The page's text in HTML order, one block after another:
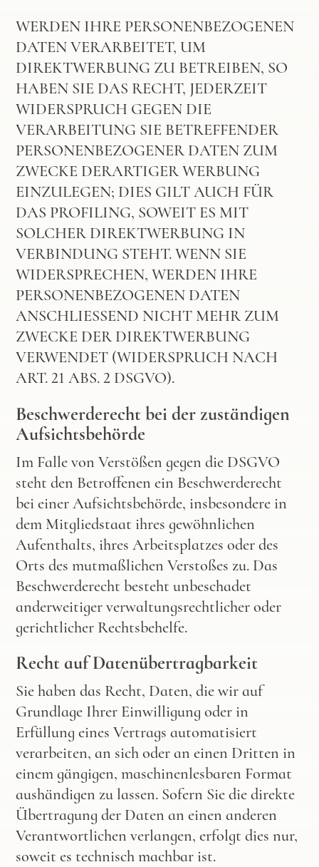
WERDEN IHRE PERSONENBEZOGENEN
DATEN VERARBEITET, UM
DIREKTWERBUNG ZU BETREIBEN, SO
HABEN SIE DAS RECHT, JEDERZEIT
WIDERSPRUCH GEGEN DIE
VERARBEITUNG SIE BETREFFENDER
PERSONENBEZOGENER DATEN ZUM
ZWECKE DERARTIGER WERBUNG
EINZULEGEN; DIES GILT AUCH FÜR
DAS PROFILING, SOWEIT ES MIT
SOLCHER DIREKTWERBUNG IN
VERBINDUNG STEHT. WENN SIE
WIDERSPRECHEN, WERDEN IHRE
PERSONENBEZOGENEN DATEN
ANSCHLIESSEND NICHT MEHR ZUM
ZWECKE DER DIREKTWERBUNG
VERWENDET (WIDERSPRUCH NACH
ART. 21 ABS. 2 DSGVO).
Beschwerde­recht bei der zuständigen
Aufsichts­behörde
Im Falle von Verstößen gegen die DSGVO
steht den Betroffenen ein Beschwerderecht
bei einer Aufsichtsbehörde, insbesondere in
dem Mitgliedstaat ihres gewöhnlichen
Aufenthalts, ihres Arbeitsplatzes oder des
Orts des mutmaßlichen Verstoßes zu. Das
Beschwerderecht besteht unbeschadet
anderweitiger verwaltungsrechtlicher oder
gerichtlicher Rechtsbehelfe.
Recht auf Daten­übertrag­barkeit
Sie haben das Recht, Daten, die wir auf
Grundlage Ihrer Einwilligung oder in
Erfüllung eines Vertrags automatisiert
verarbeiten, an sich oder an einen Dritten in
einem gängigen, maschinenlesbaren Format
aushändigen zu lassen. Sofern Sie die direkte
Übertragung der Daten an einen anderen
Verantwortlichen verlangen, erfolgt dies nur,
soweit es technisch machbar ist.